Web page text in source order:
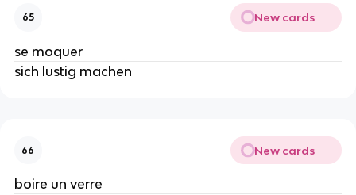
65 New cards
se moquer
sich lustig machen
66 New cards
boire un verre